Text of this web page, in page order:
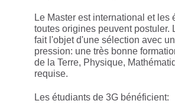
Le Master est international et les
toutes origines peuvent postuler.
fait l'objet d'une sélection avec
pression: une très bonne
de la Terre, Physique,
requise.
Les étudiants de 3G bénéficient: